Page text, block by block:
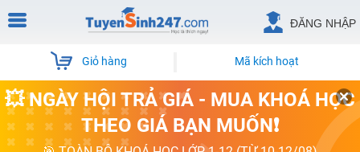
ĐĂNG NHẬP
Giỏ hàng Mã kích hoạt
💥 NGÀY HỘI TRẢ GIÁ - MUA KHOÁ HỌC
THEO GIÁ BẠN MUỐN❗